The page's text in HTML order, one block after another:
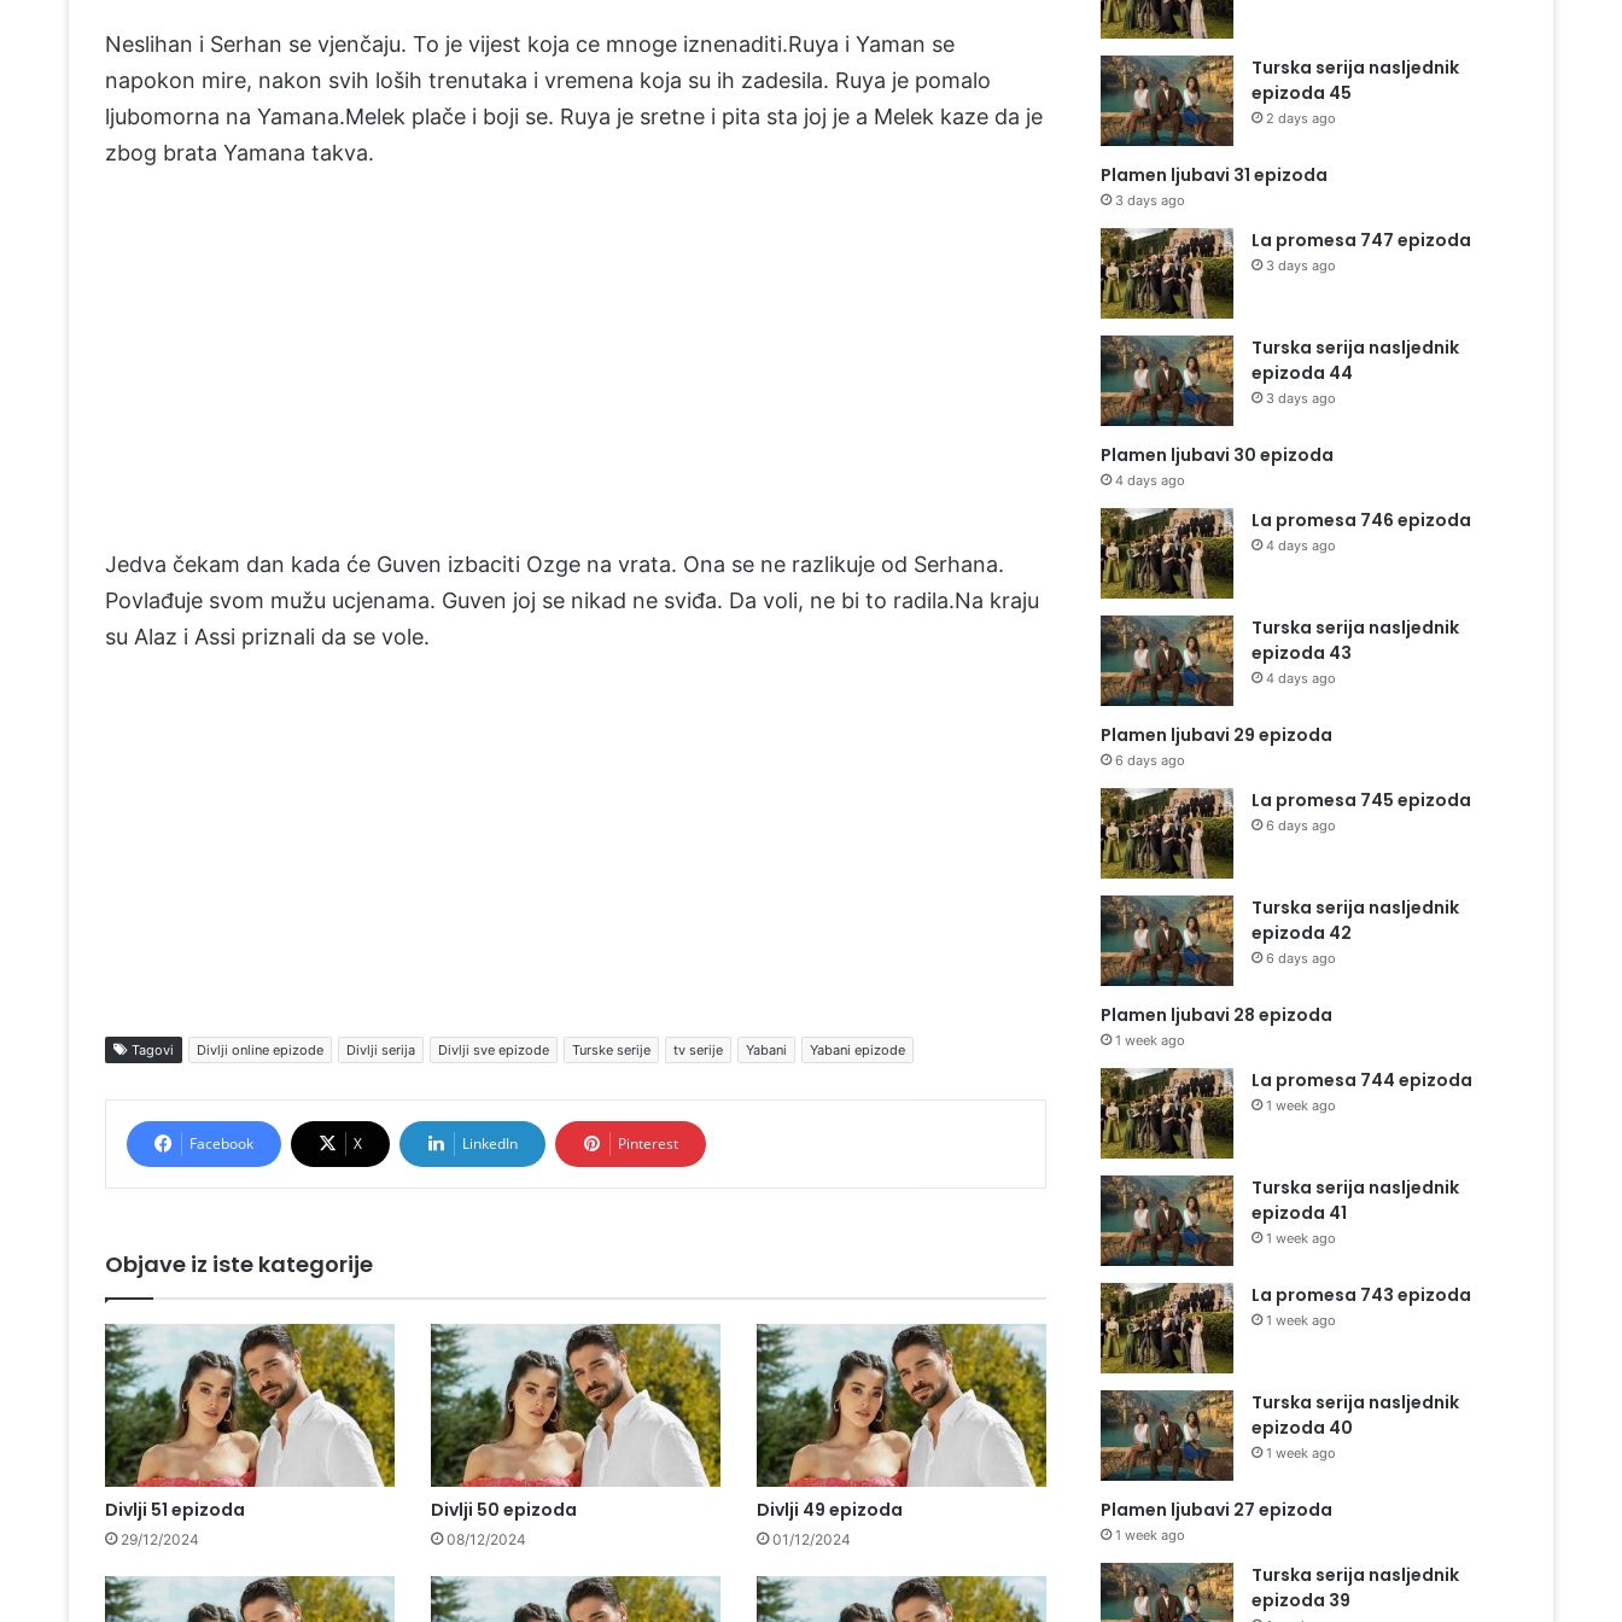
Neslihan i Serhan se vjenčaju. To je vijest koja ce mnoge iznenaditi.Ruya i Yaman se
napokon mire, nakon svih loših trenutaka i vremena koja su ih zadesila. Ruya je pomalo
ljubomorna na Yamana.Melek plače i boji se. Ruya je sretne i pita sta joj je a Melek kaze da je
zbog brata Yamana takva.
Jedva čekam dan kada će Guven izbaciti Ozge na vrata. Ona se ne razlikuje od Serhana.
Povlađuje svom mužu ucjenama. Guven joj se nikad ne sviđa. Da voli, ne bi to radila.Na kraju
su Alaz i Assi priznali da se vole.
Tagovi Divlji online epizode Divlji serija Divlji sve epizode Turske serije tv serije Yabani Yabani epizode
Facebook X LinkedIn Pinterest
Objave iz iste kategorije
Divlji 51 epizoda
29/12/2024
Divlji 50 epizoda
08/12/2024
Divlji 49 epizoda
01/12/2024
Turska serija nasljednik
epizoda 45
2 days ago
Plamen ljubavi 31 epizoda
3 days ago
La promesa 747 epizoda
3 days ago
Turska serija nasljednik
epizoda 44
3 days ago
Plamen ljubavi 30 epizoda
4 days ago
La promesa 746 epizoda
4 days ago
Turska serija nasljednik
epizoda 43
4 days ago
Plamen ljubavi 29 epizoda
6 days ago
La promesa 745 epizoda
6 days ago
Turska serija nasljednik
epizoda 42
6 days ago
Plamen ljubavi 28 epizoda
1 week ago
La promesa 744 epizoda
1 week ago
Turska serija nasljednik
epizoda 41
1 week ago
La promesa 743 epizoda
1 week ago
Turska serija nasljednik
epizoda 40
1 week ago
Plamen ljubavi 27 epizoda
1 week ago
Turska serija nasljednik
epizoda 39